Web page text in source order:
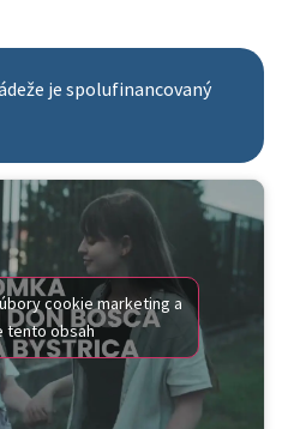
je spolufinancovaný
cookie marketing a
tento obsah